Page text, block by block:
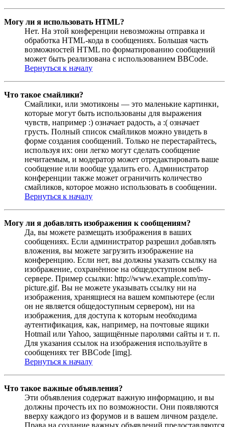
Могу ли я использовать HTML?
Нет. На этой конференции невозможны отправка и
обработка HTML-кода в сообщениях. Большая часть
возможностей HTML по форматированию сообщений
может быть реализована с использованием BBCode.
Вернуться к началу
Что такое смайлики?
Смайлики, или эмотиконы — это маленькие картинки,
которые могут быть использованы для выражения
чувств, например :) означает радость, а :( означает
грусть. Полный список смайликов можно увидеть в
форме создания сообщений. Только не перестарайтесь,
используя их: они легко могут сделать сообщение
нечитаемым, и модератор может отредактировать ваше
сообщение или вообще удалить его. Администратор
конференции также может ограничить количество
смайликов, которое можно использовать в сообщении.
Вернуться к началу
Могу ли я добавлять изображения к сообщениям?
Да, вы можете размещать изображения в ваших
сообщениях. Если администратор разрешил добавлять
вложения, вы можете загрузить изображение на
конференцию. Если нет, вы должны указать ссылку на
изображение, сохранённое на общедоступном веб-
сервере. Пример ссылки: http://www.example.com/my-
picture.gif. Вы не можете указывать ссылку ни на
изображения, хранящиеся на вашем компьютере (если
он не является общедоступным сервером), ни на
изображения, для доступа к которым необходима
аутентификация, как, например, на почтовые ящики
Hotmail или Yahoo, защищённые паролями сайты и т. п.
Для указания ссылок на изображения используйте в
сообщениях тег BBCode [img].
Вернуться к началу
Что такое важные объявления?
Эти объявления содержат важную информацию, и вы
должны прочесть их по возможности. Они появляются
вверху каждого из форумов и в вашем личном разделе.
Права на создание важных объявлений предоставляются